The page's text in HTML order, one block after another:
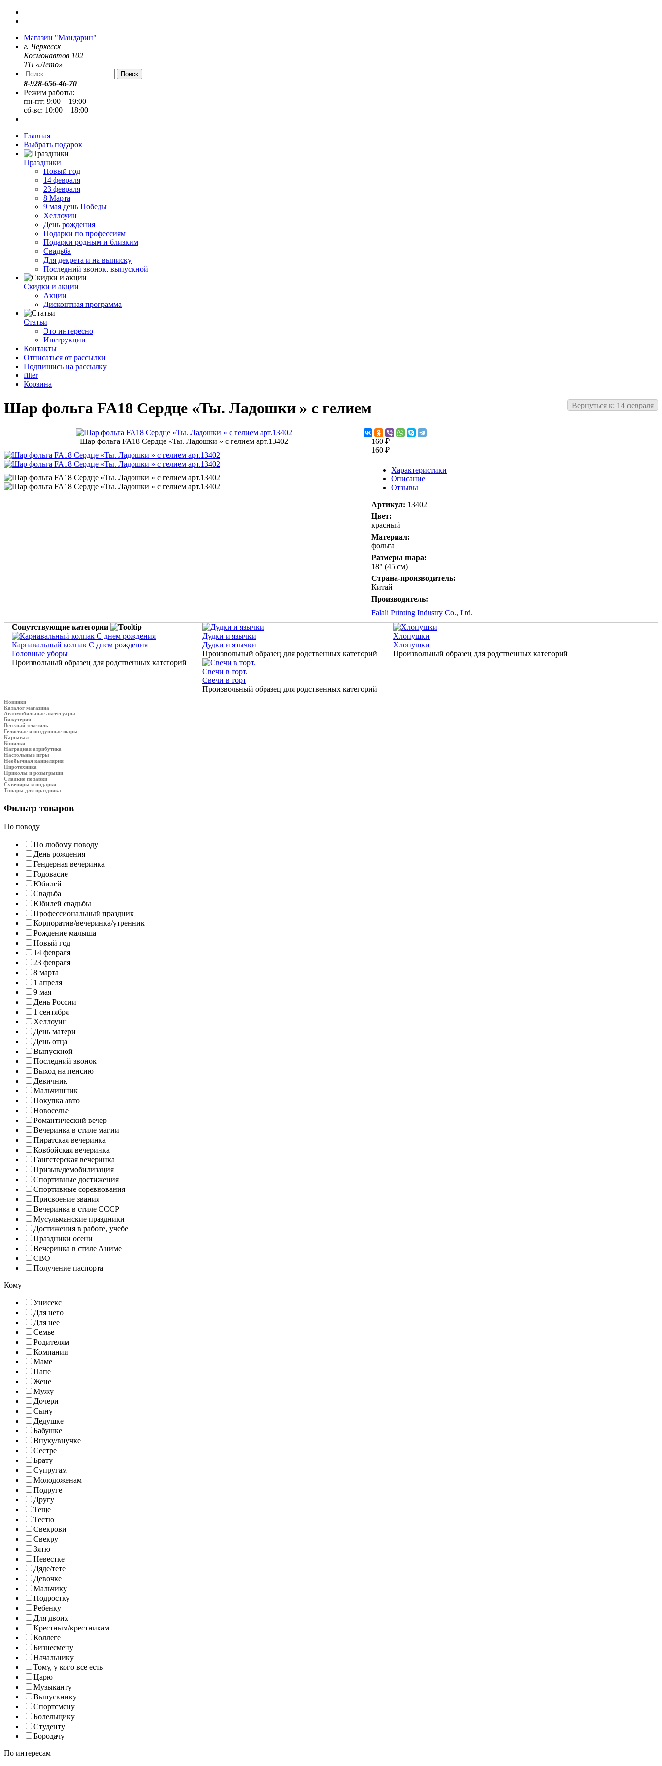
Магазин "Мандарин"
г. Черкесск
Космонавтов 102
ТЦ «Лето»
Поиск
8-928-656-46-70
Режим работы:
пн-пт: 9:00 – 19:00
сб-вс: 10:00 – 18:00
Главная
Выбрать подарок
Праздники
Новый год
14 февраля
23 февраля
8 Марта
9 мая день Победы
Хеллоуин
День рождения
Подарки по профессиям
Подарки родным и близким
Свадьба
Для декрета и на выписку
Последний звонок, выпускной
Скидки и акции
Акции
Дисконтная программа
Статьи
Это интересно
Инструкции
Контакты
Отписаться от рассылки
Подпишись на рассылку
filter
Корзина
Вернуться к: 14 февраля
Шар фольга FA18 Cердце «Ты. Ладошки » с гелием
Шар фольга FA18 Cердце «Ты. Ладошки » с гелием арт.13402
160 ₽
160 ₽
Характеристики
Описание
Отзывы
Артикул: 13402
Цвет:
красный
Материал:
фольга
Размеры шара:
18" (45 см)
Страна-производитель:
Китай
Производитель:
Falali Printing Industry Co., Ltd.
Сопутствующие категории
Карнавальный колпак С днем рождения
Головные уборы
Произвольный образец для родственных категорий
Дудки и язычки
Дудки и язычки
Произвольный образец для родственных категорий
Хлопушки
Хлопушки
Произвольный образец для родственных категорий
Свечи в торт.
Свечи в торт
Произвольный образец для родственных категорий
Новинки
Каталог магазина
Автомобильные аксессуары
Бижутерия
Веселый текстиль
Гелиевые и воздушные шары
Карнавал
Копилки
Наградная атрибутика
Настольные игры
Необычная канцелярия
Пиротехника
Приколы и розыгрыши
Сладкие подарки
Сувениры и подарки
Товары для праздника
Фильтр товаров
По поводу
По любому поводу
День рождения
Гендерная вечеринка
Годовасие
Юбилей
Свадьба
Юбилей свадьбы
Профессиональный праздник
Корпоратив/вечеринка/утренник
Рождение малыша
Новый год
14 февраля
23 февраля
8 марта
1 апреля
9 мая
День России
1 сентября
Хеллоуин
День матери
День отца
Выпускной
Последний звонок
Выход на пенсию
Девичник
Мальчишник
Покупка авто
Новоселье
Романтический вечер
Вечеринка в стиле магии
Пиратская вечеринка
Ковбойская вечеринка
Гангстерская вечеринка
Призыв/демобилизация
Спортивные достижения
Спортивные соревнования
Присвоение звания
Вечеринка в стиле СССР
Мусульманские праздники
Достижения в работе, учебе
Праздники осени
Вечеринка в стиле Аниме
СВО
Получение паспорта
Кому
Унисекс
Для него
Для нее
Семье
Родителям
Компании
Маме
Папе
Жене
Мужу
Дочери
Сыну
Дедушке
Бабушке
Внуку/внучке
Сестре
Брату
Супругам
Молодоженам
Подруге
Другу
Теще
Тестю
Свекрови
Свекру
Зятю
Невестке
Дяде/тете
Девочке
Мальчику
Подростку
Ребенку
Для двоих
Крестным/крестникам
Коллеге
Бизнесмену
Начальнику
Тому, у кого все есть
Царю
Музыканту
Выпускнику
Спортсмену
Болельщику
Студенту
Бородачу
По интересам